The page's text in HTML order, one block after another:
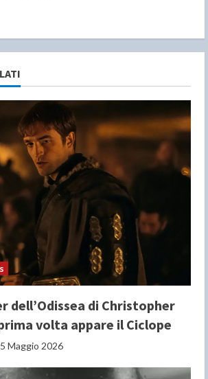
dell’Odissea di Christopher
volta appare il Ciclope
5 Maggio 2026